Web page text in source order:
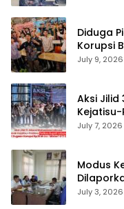
Diduga
Korupsi
Didukung
July 9, 2026
Aksi Jilid
Kejatisu-
Terkait
July 7, 2026
Modus
July 3, 2026